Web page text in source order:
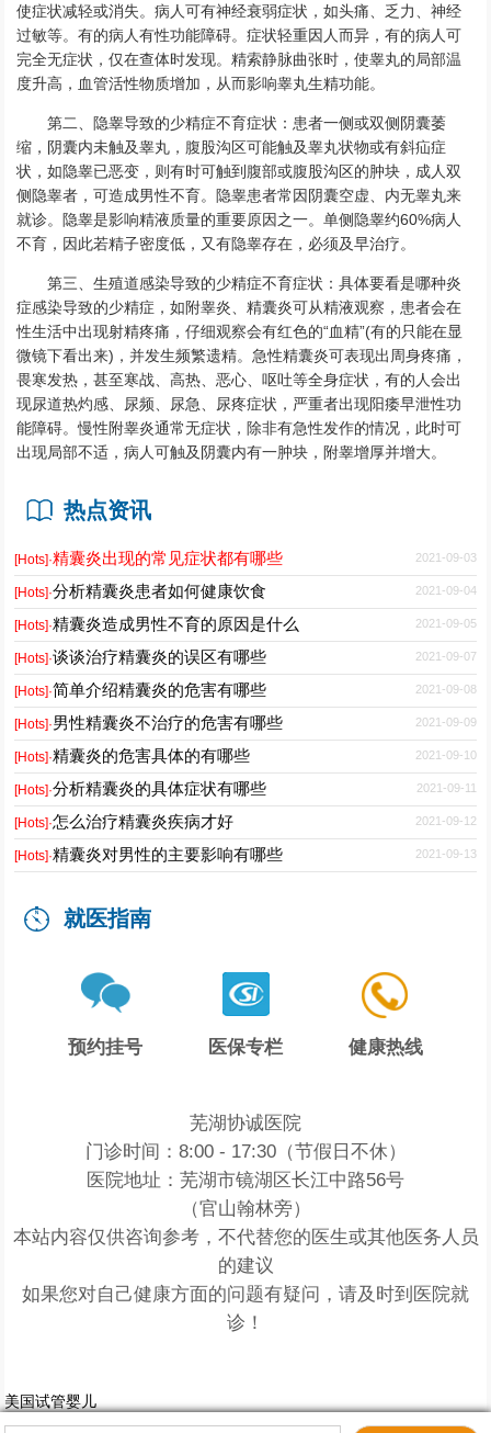
使症状减轻或消失。病人可有神经衰弱症状，如头痛、乏力、神经
过敏等。有的病人有性功能障碍。症状轻重因人而异，有的病人可
完全无症状，仅在查体时发现。精索静脉曲张时，使睾丸的局部温
度升高，血管活性物质增加，从而影响睾丸生精功能。
第二、隐睾导致的少精症不育症状：患者一侧或双侧阴囊萎
缩，阴囊内未触及睾丸，腹股沟区可能触及睾丸状物或有斜疝症
状，如隐睾已恶变，则有时可触到腹部或腹股沟区的肿块，成人双
侧隐睾者，可造成男性不育。隐睾患者常因阴囊空虚、内无睾丸来
就诊。隐睾是影响精液质量的重要原因之一。单侧隐睾约60%病人
不育，因此若精子密度低，又有隐睾存在，必须及早治疗。
第三、生殖道感染导致的少精症不育症状：具体要看是哪种炎
症感染导致的少精症，如附睾炎、精囊炎可从精液观察，患者会在
性生活中出现射精疼痛，仔细观察会有红色的“血精”(有的只能在显
微镜下看出来)，并发生频繁遗精。急性精囊炎可表现出周身疼痛，
畏寒发热，甚至寒战、高热、恶心、呕吐等全身症状，有的人会出
现尿道热灼感、尿频、尿急、尿疼症状，严重者出现阳痿早泄性功
能障碍。慢性附睾炎通常无症状，除非有急性发作的情况，此时可
出现局部不适，病人可触及阴囊内有一肿块，附睾增厚并增大。
热点资讯
[Hots]·精囊炎出现的常见症状都有哪些 2021-09-03
[Hots]·分析精囊炎患者如何健康饮食 2021-09-04
[Hots]·精囊炎造成男性不育的原因是什么 2021-09-05
[Hots]·谈谈治疗精囊炎的误区有哪些 2021-09-07
[Hots]·简单介绍精囊炎的危害有哪些 2021-09-08
[Hots]·男性精囊炎不治疗的危害有哪些 2021-09-09
[Hots]·精囊炎的危害具体的有哪些 2021-09-10
[Hots]·分析精囊炎的具体症状有哪些 2021-09-11
[Hots]·怎么治疗精囊炎疾病才好 2021-09-12
[Hots]·精囊炎对男性的主要影响有哪些 2021-09-13
就医指南
预约挂号 医保专栏 健康热线
芜湖协诚医院
门诊时间：8:00 - 17:30（节假日不休）
医院地址：芜湖市镜湖区长江中路56号
（官山翰林旁）
本站内容仅供咨询参考，不代替您的医生或其他医务人员
的建议
如果您对自己健康方面的问题有疑问，请及时到医院就
诊！
美国试管婴儿